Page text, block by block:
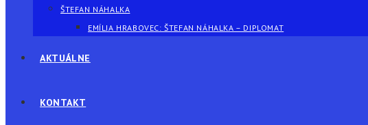
ŠTEFAN NÁHALKA
EMÍLIA HRABOVEC: ŠTEFAN NÁHALKA – DIPLOMAT
AKTUÁLNE
KONTAKT